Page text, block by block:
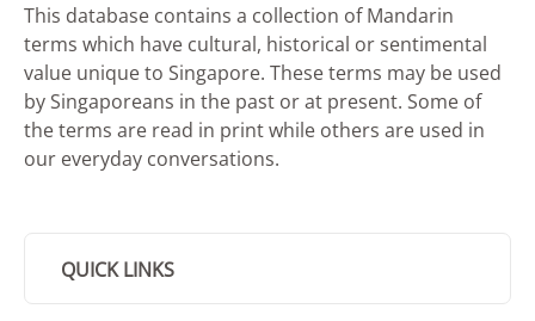
This database contains a collection of Mandarin
terms which have cultural, historical or sentimental
value unique to Singapore. These terms may be used
by Singaporeans in the past or at present. Some of
the terms are read in print while others are used in
our everyday conversations.
QUICK LINKS